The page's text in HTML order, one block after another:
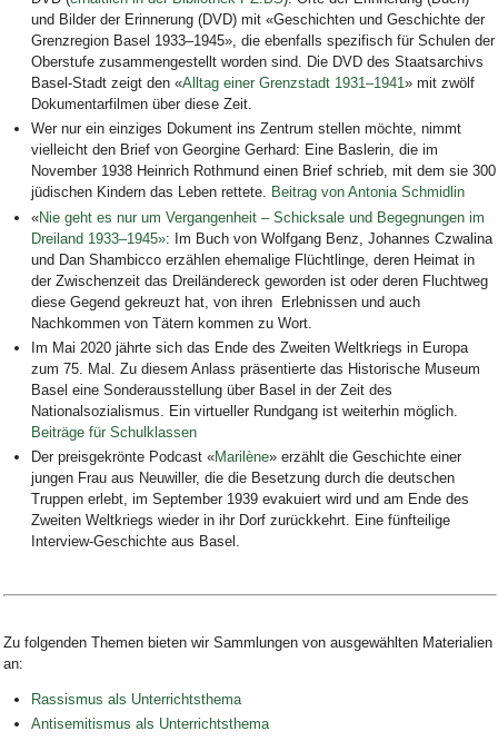
und Bilder der Erinnerung (DVD) mit «Geschichten und Geschichte der
Grenzregion Basel 1933–1945», die ebenfalls spezifisch für Schulen der
Oberstufe zusammengestellt worden sind. Die DVD des Staatsarchivs
Basel-Stadt zeigt den «Alltag einer Grenzstadt 1931–1941» mit zwölf
Dokumentarfilmen über diese Zeit.
Wer nur ein einziges Dokument ins Zentrum stellen möchte, nimmt
vielleicht den Brief von Georgine Gerhard: Eine Baslerin, die im
November 1938 Heinrich Rothmund einen Brief schrieb, mit dem sie 300
jüdischen Kindern das Leben rettete. Beitrag von Antonia Schmidlin
«Nie geht es nur um Vergangenheit –Schicksale und Begegnungen im
Dreiland 1933–1945»: Im Buch von Wolfgang Benz, Johannes Czwalina
und Dan Shambicco erzählen ehemalige Flüchtlinge, deren Heimat in
der Zwischenzeit das Dreiländereck geworden ist oder deren Fluchtweg
diese Gegend gekreuzt hat, von ihren Erlebnissen und auch
Nachkommen von Tätern kommen zu Wort.
Im Mai 2020 jährte sich das Ende des Zweiten Weltkriegs in Europa
zum 75. Mal. Zu diesem Anlass präsentierte das Historische Museum
Basel eine Sonderausstellung über Basel in der Zeit des
Nationalsozialismus. Ein virtueller Rundgang ist weiterhin möglich.
Beiträge für Schulklassen
Der preisgekrönte Podcast «Marilène» erzählt die Geschichte einer
jungen Frau aus Neuwiller, die die Besetzung durch die deutschen
Truppen erlebt, im September 1939 evakuiert wird und am Ende des
Zweiten Weltkriegs wieder in ihr Dorf zurückkehrt. Eine fünfteilige
Interview-Geschichte aus Basel.
Zu folgenden Themen bieten wir Sammlungen von ausgewählten Materialien
an:
Rassismus als Unterrichtsthema
Antisemitismus als Unterrichtsthema